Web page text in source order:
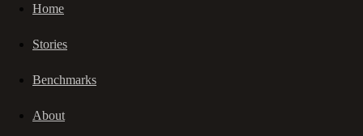
Home
Stories
Benchmarks
About